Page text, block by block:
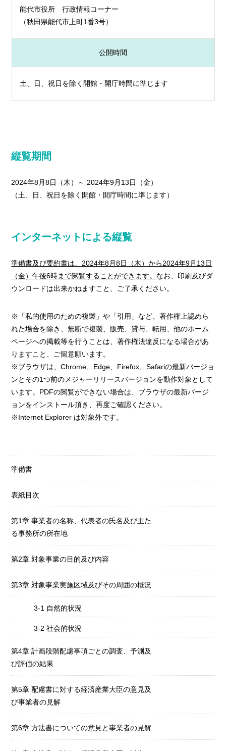
能代市役所 行政情報コーナー
（秋田県能代市上町1番3号）
公開時間
土、日、祝日を除く開館・開庁時間に準じます
縦覧期間
2024年8月8日（木）～ 2024年9月13日（金）
（土、日、祝日を除く開館・開庁時間に準じます）
インターネットによる縦覧
準備書及び要約書は、2024年8月8日（木）から2024年9月13日
（金）午後6時まで閲覧することができます。 なお、印刷及びダ
ウンロードは出来かねますこと、ご了承ください。
※「私的使用のための複製」や「引用」など、著作権上認めら
れた場合を除き、無断で複製、販売、貸与、転用、他のホーム
ページへの掲載等を行うことは、著作権法違反になる場合があ
りますこと、ご留意願います。
※ブラウザは、Chrome、Edge、Firefox、Safariの最新バージョ
ンとその1つ前のメジャーリリースバージョンを動作対象として
います。PDFの閲覧ができない場合は、ブラウザの最新バージ
ョンをインストール頂き、再度ご確認ください。
※Internet Explorer は対象外です。
準備書
表紙目次
第1章 事業者の名称、代表者の氏名及び主た
る事務所の所在地
第2章 対象事業の目的及び内容
第3章 対象事業実施区域及びその周囲の概況
3-1 自然的状況
3-2 社会的状況
第4章 計画段階配慮事項ごとの調査、予測及
び評価の結果
第5章 配慮書に対する経済産業大臣の意見及
び事業者の見解
第6章 方法書についての意見と事業者の見解